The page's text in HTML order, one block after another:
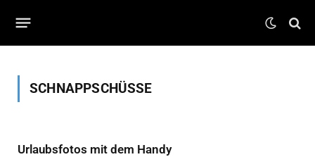
SCHNAPPSCHÜSSE
Urlaubsfotos mit dem Handy